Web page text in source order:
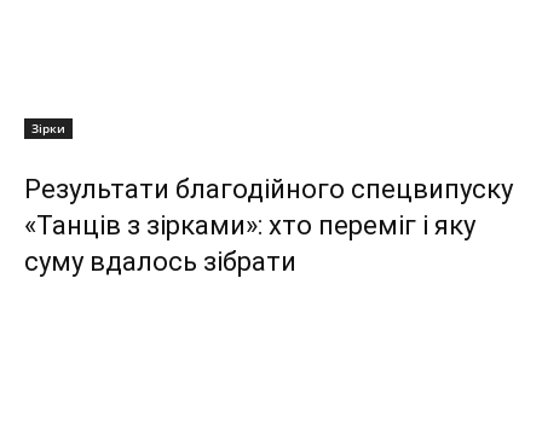
Зірки
Результати благодійного спецвипуску
«Танців з зірками»: хто переміг і яку
суму вдалось зібрати